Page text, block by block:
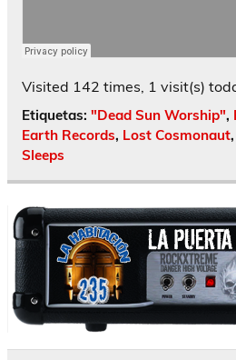
Visited 142 times, 1 visit(s)
Etiquetas: "Dead Sun Worship",
Earth Records, Lost Cosmonaut,
Sleeps